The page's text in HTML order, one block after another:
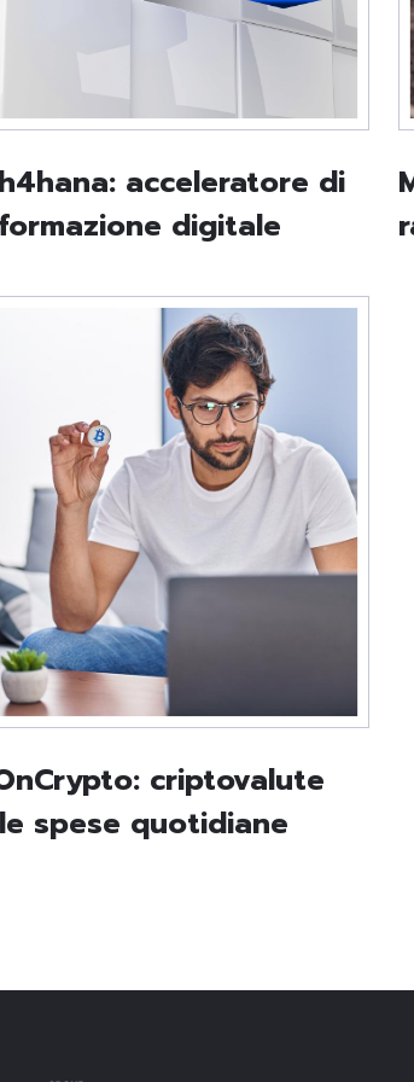
acceleratore di
digitale
criptovalute
spese quotidiane